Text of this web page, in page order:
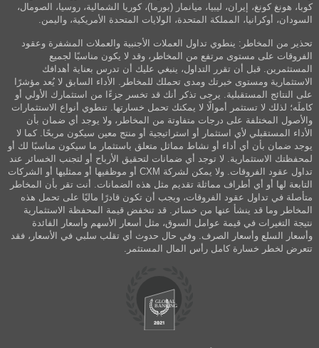
كوبا، هونغ كونغ، إيران، ليبيا، ميانمار (بورما)، كوريا الشمالية، روسيا، الصومال،
السودان، أوكرانيا، المملكة المتحدة، الولايات المتحدة الأمريكية، واليمن.
تحذير من المخاطر: ينطوي تداول العملات الأجنبية والعملات المشفرة وعقود
الفروقات على مستوى مرتفع من المخاطر، وقد لا يكون مناسبًا لجميع
المستثمرين. قبل أن تقرر التداول، ينبغي عليك أن تدرس بعناية أهدافك
الاستثمارية ومستوى خبرتك ومدى تحملك للمخاطر. الأداء السابق لا يُعد مؤشرًا
على النتائج المستقبلية. يرجى تذكر أنك قد تخسر جزءًا من استثمارك الأولي أو
كاملَه؛ لذلك لا تستثمر أموالًا لا يمكنك تحمل خسارتها. تنطوي أنواع الاستثمارات
والأصول المختلفة على درجات متفاوتة من المخاطر، ولا يوجد أي ضمان بأن
الأداء المستقبلي لأي استثمار أو استراتيجية أو منتج معين سيكون مربحًا. كما لا
يوجد ضمان بأن أي أداء أو نشاط مماثل متعلق باستثمار ما سيكون مناسبًا لك أو
لمحفظتك الاستثمارية. لا توجد أي ضمانات لتحقيق الأرباح أو لتجنب الخسائر عند
تداول عقود الفروقات. ولا يمكن لشركة CXM أو موظفيها أو ممثليها أو الشركات
التابعة لها أو أي أطراف مماثلة تقديم مثل هذه الضمانات. أنت تقر بأن المخاطر
متأصلة في تداول عقود الفروقات، ويجب أن تكون قادرًا ماليًا على تحمل هذه
المخاطر وما قد ينشأ عنها من خسائر. قد تنخفض قيمة المحفظة الاستثمارية
نتيجة التغيرات في قيمة عوامل السوق، مثل أسعار الأسهم وأسعار الفائدة
وأسعار السلع وأسعار الصرف. وفي حال حدوث أي تقلب سلبي في الأسعار، فقد
تتعرض لخطر خسارة كامل رأس المال المستثمر.